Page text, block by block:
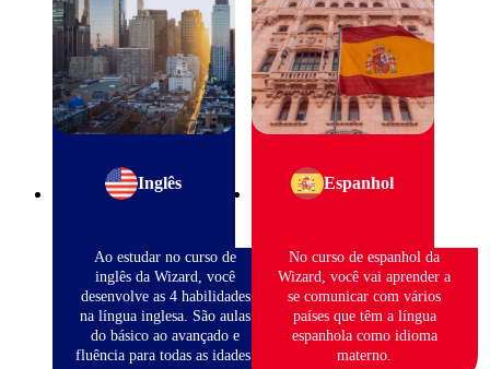
Inglês
Ao estudar no curso de
inglês da Wizard, você
desenvolve as 4 habilidades
na língua inglesa. São aulas
do básico ao avançado e
fluência para todas as idades.
Espanhol
No curso de espanhol da
Wizard, você vai aprender a
se comunicar com vários
países que têm a língua
espanhola como idioma
materno.